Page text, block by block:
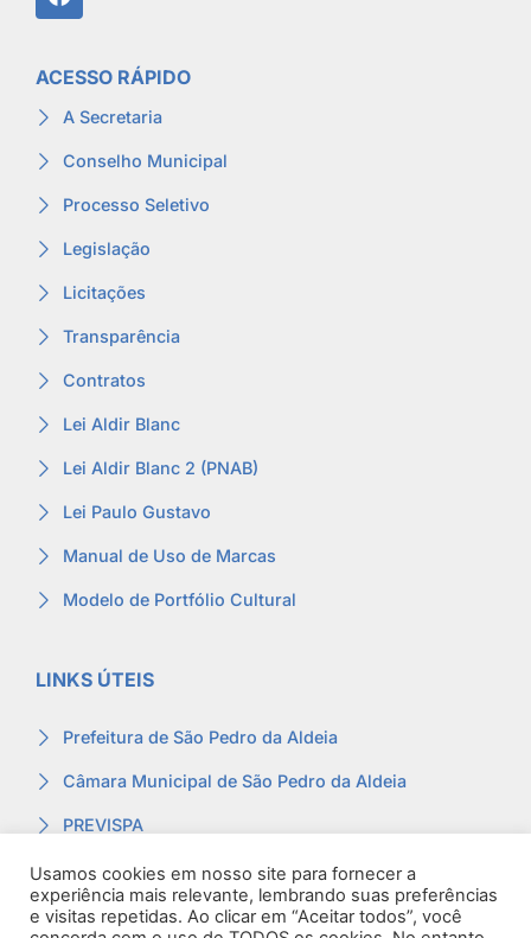
ACESSO RÁPIDO
A Secretaria
Conselho Municipal
Processo Seletivo
Legislação
Licitações
Transparência
Contratos
Lei Aldir Blanc
Lei Aldir Blanc 2 (PNAB)
Lei Paulo Gustavo
Manual de Uso de Marcas
Modelo de Portfólio Cultural
LINKS ÚTEIS
Prefeitura de São Pedro da Aldeia
Câmara Municipal de São Pedro da Aldeia
PREVISPA
Ouvidoria
Contracheque
Usamos cookies em nosso site para fornecer a
experiência mais relevante, lembrando suas preferências
e visitas repetidas. Ao clicar em “Aceitar todos”, você